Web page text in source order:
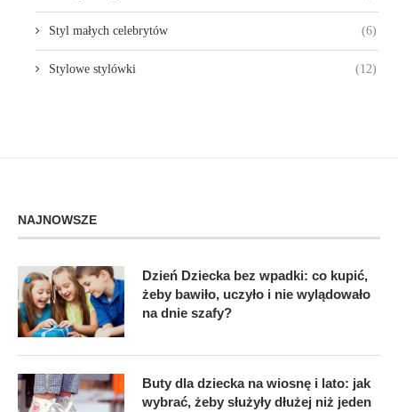
Styl małych celebrytów (6)
Stylowe stylówki (12)
NAJNOWSZE
Dzień Dziecka bez wpadki: co kupić,
żeby bawiło, uczyło i nie wylądowało
na dnie szafy?
Buty dla dziecka na wiosnę i lato: jak
wybrać, żeby służyły dłużej niż jeden